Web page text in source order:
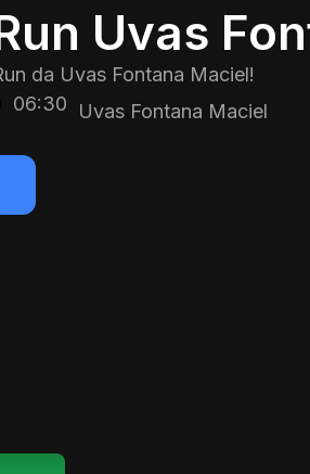
Uvas
da Uvas Fontana Maciel!
06:30
Uvas Fontana Maciel